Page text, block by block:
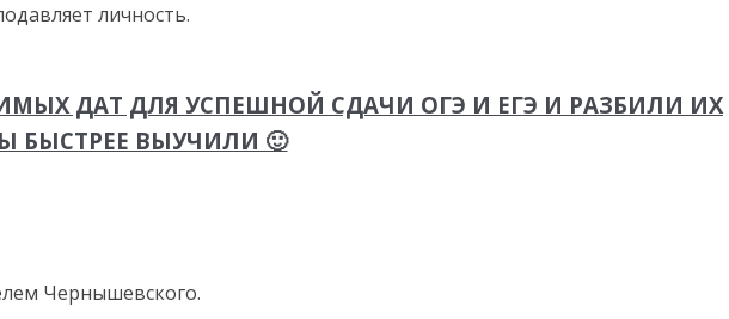
личность.
ДАТ ДЛЯ УСПЕШНОЙ СДАЧИ ОГЭ И ЕГЭ И РАЗБИЛИ ИХ
БЫСТРЕЕ ВЫУЧИЛИ 🙂
Чернышевского.